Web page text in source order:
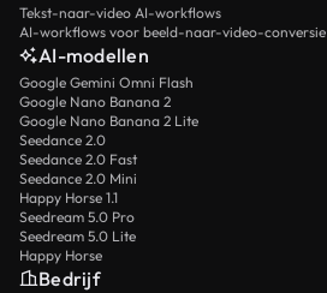
Tekst-naar-video AI-workflows
AI-workflows voor beeld-naar-video-conversie
AI-modellen
Google Gemini Omni Flash
Google Nano Banana 2
Google Nano Banana 2 Lite
Seedance 2.0
Seedance 2.0 Fast
Seedance 2.0 Mini
Happy Horse 1.1
Seedream 5.0 Pro
Seedream 5.0 Lite
Happy Horse
Bedrijf